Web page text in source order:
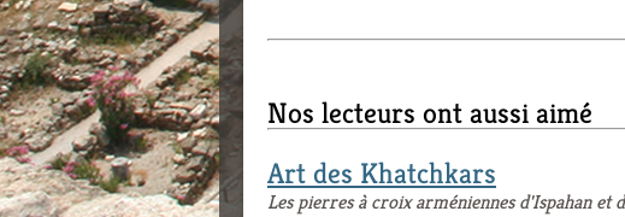
Nos lecteurs ont aussi aimé
Art des Khatchkars
Les pierres à croix arméniennes d'Ispahan et